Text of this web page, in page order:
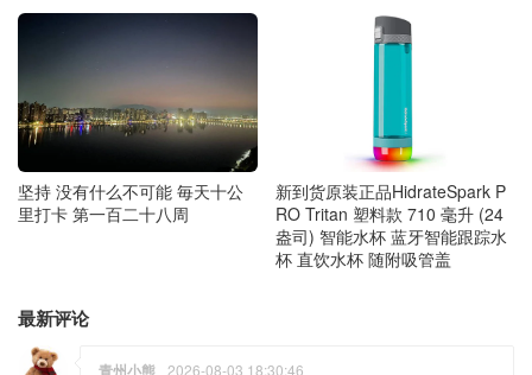
坚持 没有什么不可能 毎天十公
里打卡 第一百二十八周
新到货原装正品HidrateSpark P
RO Tritan 塑料款 710 毫升 (24
盎司) 智能水杯 蓝牙智能跟踪水
杯 直饮水杯 随附吸管盖
最新评论
青州小熊 2026-08-03 18:30:46